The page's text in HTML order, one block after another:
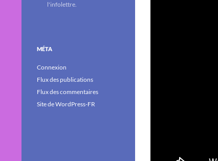
l'infolettre.
MÉTA
Connexion
Flux des publications
Flux des commentaires
Site de WordPress-FR